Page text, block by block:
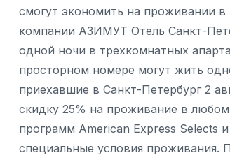
смогут экономить на проживании
компании АЗИМУТ Отель Санкт-
одной ночи в трехкомнатных
просторном номере могут жить
приехавшие в Санкт-Петербург 2
скидку 25% на проживание в
программ American Express
специальные условия проживания.